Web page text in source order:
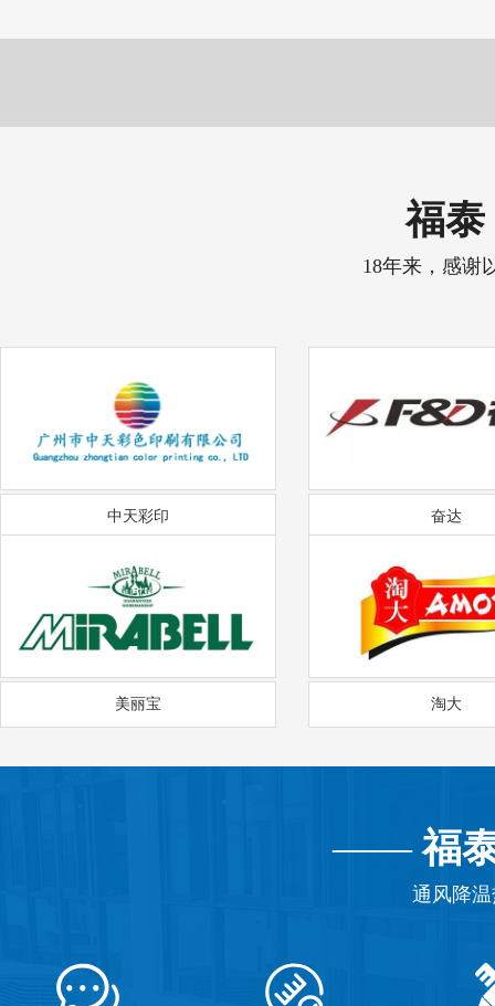
福泰
18年来，感谢
中天彩印 奋达
美丽宝 淘大
——福
通风降